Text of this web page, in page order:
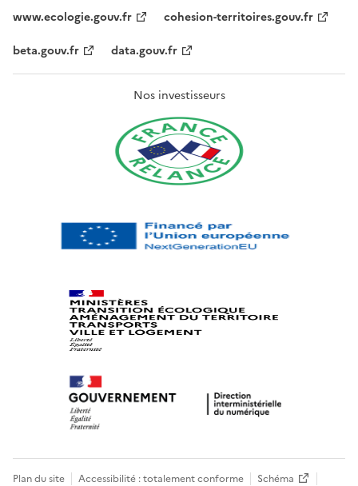
www.ecologie.gouv.fr
cohesion-territoires.gouv.fr
beta.gouv.fr
data.gouv.fr
Nos investisseurs
Plan du site Accessibilité : totalement conforme Schéma